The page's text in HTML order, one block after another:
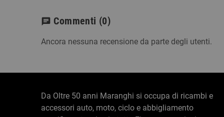
chat Commenti (0)
Ancora nessuna recensione da parte degli utenti.
Da Oltre 50 anni Maranghi si occupa di ricambi e
accessori auto, moto, ciclo e abbigliamento